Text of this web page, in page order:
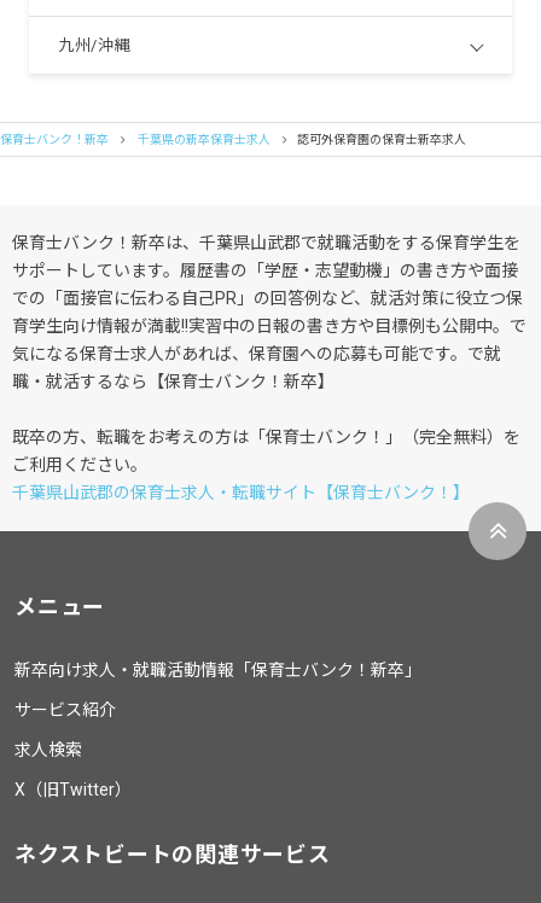
九州/沖縄
保育士バンク！新卒 千葉県の新卒保育士求人 認可外保育園の保育士新卒求人
保育士バンク！新卒は、千葉県山武郡で就職活動をする保育学生を
サポートしています。履歴書の「学歴・志望動機」の書き方や面接
での「面接官に伝わる自己PR」の回答例など、就活対策に役立つ保
育学生向け情報が満載!!実習中の日報の書き方や目標例も公開中。で
気になる保育士求人があれば、保育園への応募も可能です。で就
職・就活するなら【保育士バンク！新卒】
既卒の方、転職をお考えの方は「保育士バンク！」（完全無料）を
ご利用ください。
千葉県山武郡の保育士求人・転職サイト【保育士バンク！】
メニュー
新卒向け求人・就職活動情報「保育士バンク！新卒」
サービス紹介
求人検索
X（旧Twitter）
ネクストビートの関連サービス